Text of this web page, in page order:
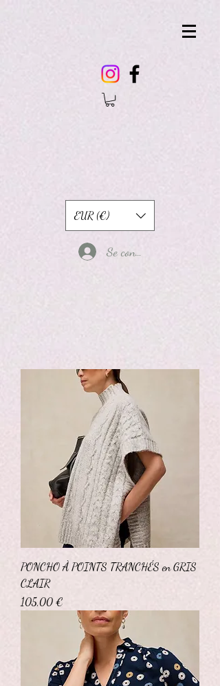
EUR (€)
Se connecter
PONCHO À POINTS TRANCHÉS en GRIS
CLAIR
Prix
105,00 €